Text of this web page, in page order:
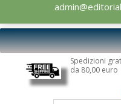
Editoriale
Scientifica
Primary
Navigation
Spedizioni
da 80,00 euro